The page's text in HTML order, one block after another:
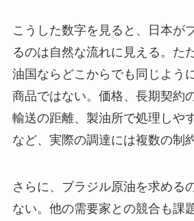
こうした数字を見ると、日本が
るのは自然な流れに見える。た
油国ならどこからでも同じよう
商品ではない。価格、長期契約
輸送の距離、製油所で処理しや
など、実際の調達には複数の制
さらに、ブラジル原油を求める
ない。他の需要家との競合も課